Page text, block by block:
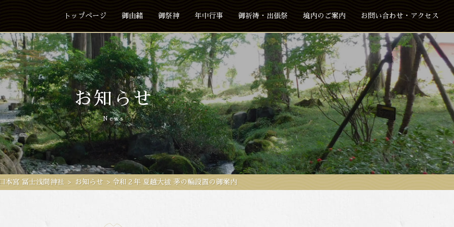
トップページ 御由緒 御祭神 年中行事 御祈祷・出張祭 境内のご案内 お問い合わせ・アクセス
お知らせ
News
本宮 冨士浅間神社 > お知らせ > 令和２年 夏越大祓 茅の輪設置の御案内